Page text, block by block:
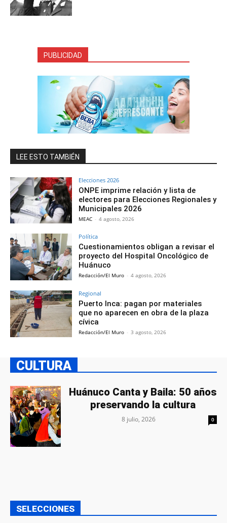
PUBLICIDAD
LEE ESTO TAMBIÉN
Elecciones 2026
ONPE imprime relación y lista de
electores para Elecciones Regionales y
Municipales 2026
MEAC - 4 agosto, 2026
Política
Cuestionamientos obligan a revisar el
proyecto del Hospital Oncológico de
Huánuco
Redacción/El Muro - 4 agosto, 2026
Regional
Puerto Inca: pagan por materiales
que no aparecen en obra de la plaza
cívica
Redacción/El Muro - 3 agosto, 2026
CULTURA
Huánuco Canta y Baila: 50 años
preservando la cultura
8 julio, 2026 0
SELECCIONES